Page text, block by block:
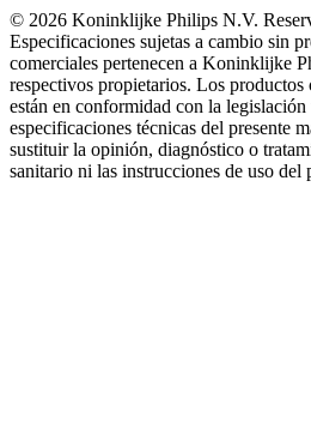
© 2026 Koninklijke Philips N.V.
Especificaciones sujetas a cambio sin
comerciales pertenecen a Koninklijke
respectivos propietarios. Los
están en conformidad con la
especificaciones técnicas del presente
sustituir la opinión, diagnóstico o
sanitario ni las instrucciones de uso del